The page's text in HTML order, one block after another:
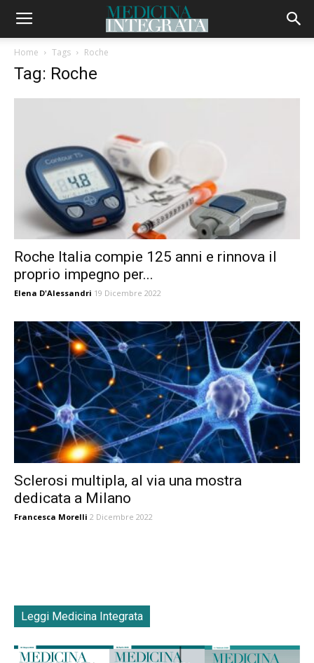
Home Tags Roche
Tag: Roche
Roche Italia compie 125 anni e rinnova il
proprio impegno per...
Elena D'Alessandri 19 Dicembre 2022
Sclerosi multipla, al via una mostra
dedicata a Milano
Francesca Morelli 2 Dicembre 2022
Leggi Medicina Integrata